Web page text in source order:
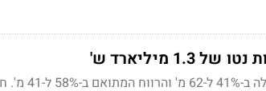
ברבעון השלישי הרווח התפעולי